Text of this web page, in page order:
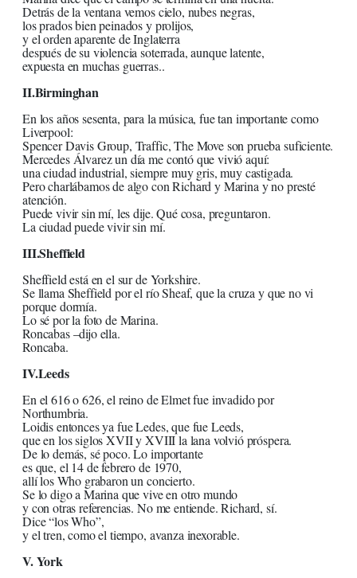
Detrás de la ventana vemos cielo, nubes negras,
los prados bien peinados y prolijos,
y el orden aparente de Inglaterra
después de su violencia soterrada, aunque latente,
expuesta en muchas guerras..
II.Birminghan
En los años sesenta, para la música, fue tan importante como
Liverpool:
Spencer Davis Group, Traffic, The Move son prueba suficiente.
Mercedes Álvarez un día me contó que vivió aquí:
una ciudad industrial, siempre muy gris, muy castigada.
Pero charlábamos de algo con Richard y Marina y no presté
atención.
Puede vivir sin mí, les dije. Qué cosa, preguntaron.
La ciudad puede vivir sin mí.
III.Sheffield
Sheffield está en el sur de Yorkshire.
Se llama Sheffield por el río Sheaf, que la cruza y que no vi
porque dormía.
Lo sé por la foto de Marina.
Roncabas –dijo ella.
Roncaba.
IV.Leeds
En el 616 o 626, el reino de Elmet fue invadido por
Northumbria.
Loidis entonces ya fue Ledes, que fue Leeds,
que en los siglos XVII y XVIII la lana volvió próspera.
De lo demás, sé poco. Lo importante
es que, el 14 de febrero de 1970,
allí los Who grabaron un concierto.
Se lo digo a Marina que vive en otro mundo
y con otras referencias. No me entiende. Richard, sí.
Dice “los Who”,
y el tren, como el tiempo, avanza inexorable.
V. York